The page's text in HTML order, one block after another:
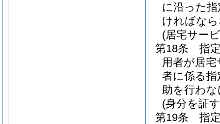
に沿った
ければな
(居宅サー
第18条
指
用者が居
者に係る
助を行わ
(身分を証
第19条
指